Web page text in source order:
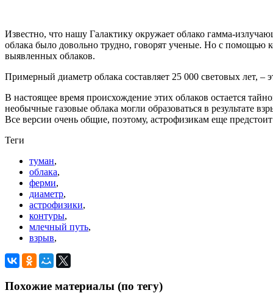
Известно, что нашу Галактику окружает облако гамма-
облака было довольно трудно, говорят ученые. Но с помощью
выявленных облаков.
Примерный диаметр облака составляет 25 000 световых лет,
В настоящее время происхождение этих облаков остается
необычные газовые облака могли образоваться в результате
Все версии очень общие, поэтому, астрофизикам еще
Теги
туман,
облака,
ферми,
диаметр,
астрофизики,
контуры,
млечный путь,
взрыв,
Похожие материалы (по тегу)